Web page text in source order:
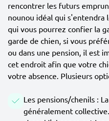
rencontrer les futurs
nounou idéal qui s'entendra
qui vous pourrez confier la
garde de chien, si vous
ou dans une pension, il est
cet endroit afin que votre
votre absence. Plusieurs
Les pensions/chenils :
généralement